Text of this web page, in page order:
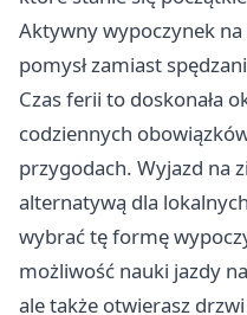
Aktywny wypoczynek
pomysł zamiast
Czas ferii to doskonała
codziennych
przygodach. Wyjazd na
alternatywą dla
wybrać tę formę
możliwość nauki jazdy
ale także otwierasz